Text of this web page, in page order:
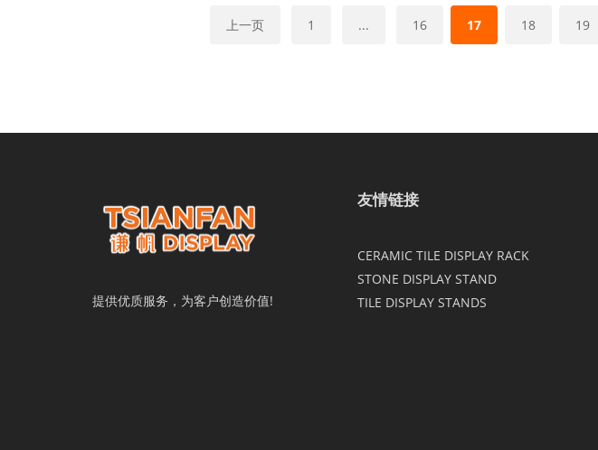
上一页 1 ... 16 17 18 19
提供优质服务，为客户创造价值!
友情链接
CERAMIC TILE DISPLAY RACK
STONE DISPLAY STAND
TILE DISPLAY STANDS